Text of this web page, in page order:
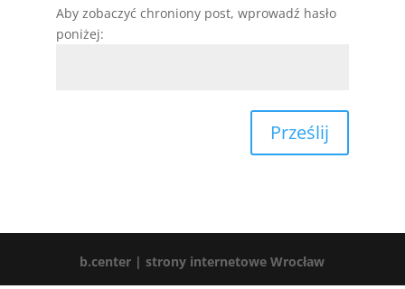
Aby zobaczyć chroniony post, wprowadź hasło
poniżej:
Prześlij
b.center | strony internetowe Wrocław